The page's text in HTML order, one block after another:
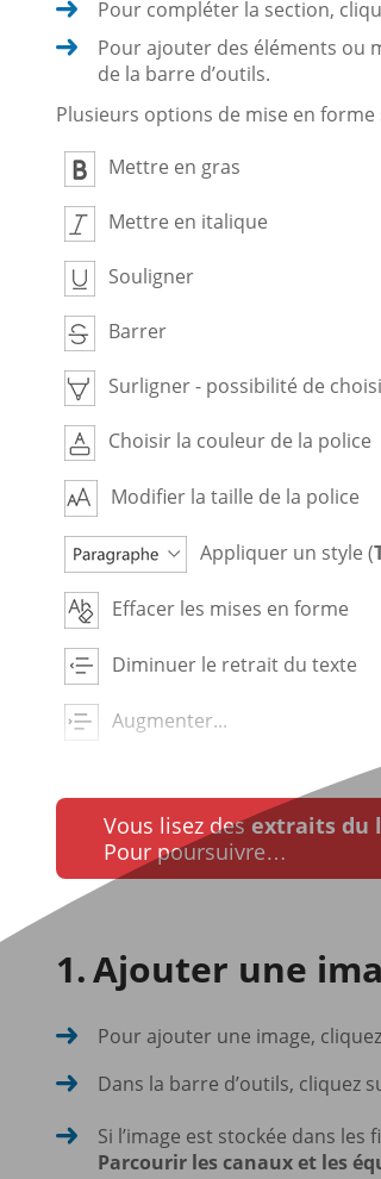
Pour compléter la section,
Pour ajouter des éléments ou
de la barre d’outils.
Plusieurs options de mise en
Mettre en gras
Mettre en italique
Souligner
Barrer
Surligner - possibilité de
Choisir la couleur de la police
Modifier la taille de la police
Appliquer un style (
Effacer les mises en forme
Diminuer le retrait du texte
Augmenter...
Vous lisez desextraits du
Pour poursuivre…
Ajouter une
Pour ajouter une image,
Dans la barre d’outils, cliquez
Si l’image est stockée dans
Parcourir les canaux et les